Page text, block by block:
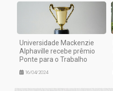
Universidade Mackenzie
Alphaville recebe prêmio
Ponte para o Trabalho
16/04/2024